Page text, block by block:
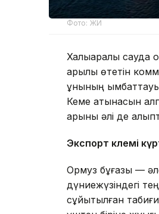
Фото: ЖИ
Халықаралық
арқылы өтетін
құнының
Кеме қатынасын
қарқыны әлі де
Экспорт көлемі
Ормуз бұғазы —
дүниежүзіндегі
сұйытылған